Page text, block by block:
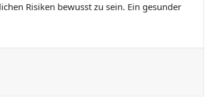
Risiken bewusst zu sein. Ein gesunder